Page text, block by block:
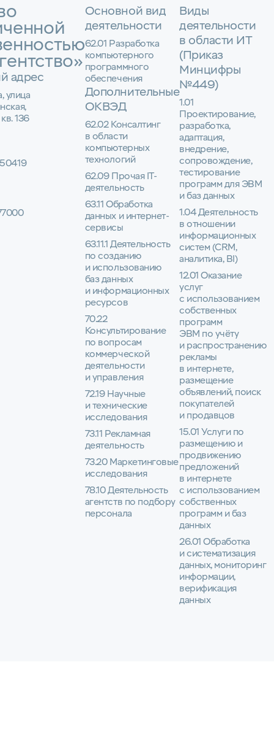
адрес
улица
136
Основной вид
деятельности
62.01 Разработка
компьютерного
программного
обеспечения
Дополнительные
ОКВЭД
62.02 Консалтинг
в области
компьютерных
технологий
62.09 Прочая IT-
деятельность
63.11 Обработка
данных и интернет-
сервисы
63.11.1 Деятельность
по созданию
и использованию
баз данных
и информационных
ресурсов
70.22
Консультирование
по вопросам
коммерческой
деятельности
и управления
72.19 Научные
и технические
исследования
73.11 Рекламная
деятельность
73.20 Маркетинговые
исследования
78.10 Деятельность
агентств по подбору
персонала
Виды
деятельности
в области ИТ
(Приказ
Минцифры
№449)
1.01
Проектирование,
разработка,
адаптация,
внедрение,
сопровождение,
тестирование
программ для ЭВМ
и баз данных
1.04 Деятельность
в отношении
информационных
систем (CRM,
аналитика, BI)
12.01 Оказание
услуг
с использованием
собственных
программ
ЭВМ по учёту
и распространению
рекламы
в интернете,
размещение
объявлений, поиск
покупателей
и продавцов
15.01 Услуги по
размещению и
продвижению
предложений
в интернете
с использованием
собственных
программ и баз
данных
26.01 Обработка
и систематизация
данных, мониторинг
информации,
верификация
данных